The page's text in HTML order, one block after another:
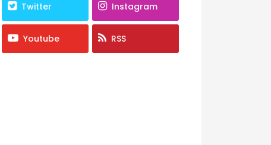
Twitter Instagram
Youtube RSS